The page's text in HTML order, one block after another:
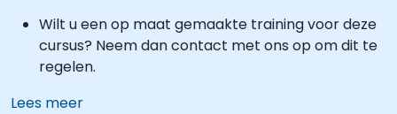
Wilt u een op maat gemaakte training voor deze
cursus? Neem dan contact met ons op om dit te
regelen.
Lees meer